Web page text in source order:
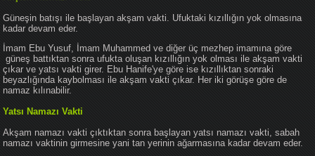
Güneşin batışı ile başlayan akşam vakti. Ufuktaki kızıllığın yok olmasına
kadar devam eder.
İmam Ebu Yusuf, İmam Muhammed ve diğer üç mezhep imamına göre
güneş battıktan sonra ufukta oluşan kızıllığın yok olması ile akşam vakti
çıkar ve yatsı vakti girer. Ebu Hanife'ye göre ise kızıllıktan sonraki
beyazlığında kaybolması ile akşam vakti çıkar. Her iki görüşe göre de
namaz kılınabilir.
Yatsı Namazı Vakti
Akşam namazı vakti çıktıktan sonra başlayan yatsı namazı vakti, sabah
namazı vaktinin girmesine yani tan yerinin ağarmasına kadar devam eder.